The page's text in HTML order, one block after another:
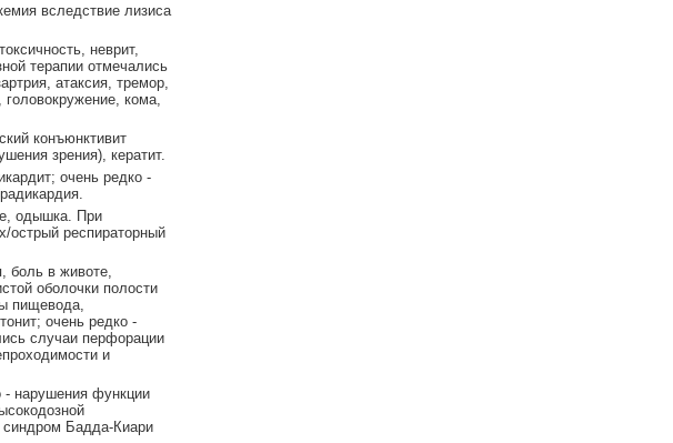
вследствие лизиса
неврит,
терапии отмечались
атаксия, тремор,
кома,
конъюнктивит
зрения), кератит.
очень редко -
одышка. При
острый респираторный
боль в животе,
оболочки полости
пищевода,
очень редко -
случаи перфорации
и
- нарушения функции
синдром Бадда-Киари